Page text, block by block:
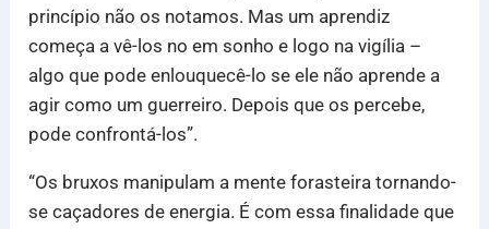
princípio não os notamos. Mas um aprendiz
começa a vê-los no em sonho e logo na vigília –
algo que pode enlouquecê-lo se ele não aprende a
agir como um guerreiro. Depois que os percebe,
pode confrontá-los”.
“Os bruxos manipulam a mente forasteira tornando-
se caçadores de energia. É com essa finalidade que